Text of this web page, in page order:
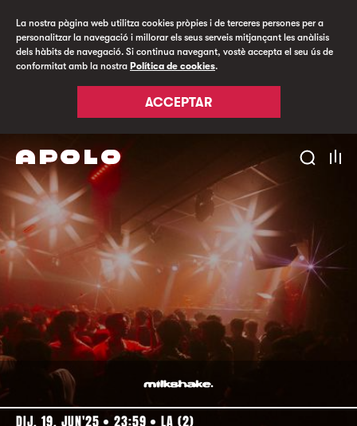
La nostra pàgina web utilitza cookies pròpies i de terceres persones per a
personalitzar la navegació i millorar els seus serveis mitjançant les anàlisis
dels hàbits de navegació. Si continua navegant, vostè accepta el seu ús de
conformitat amb la nostra Política de cookies.
ACCEPTAR
DIJ. 19. JUN'25 23:59 LA (2)